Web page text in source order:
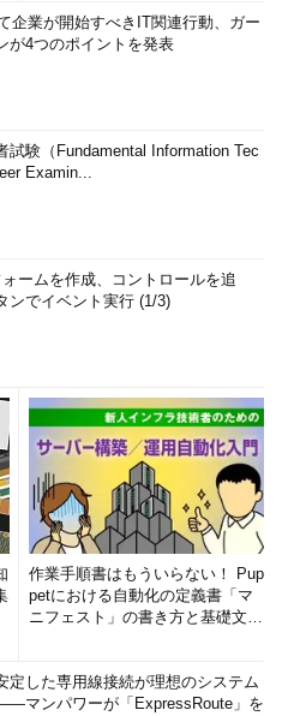
企業が開始すべきIT関連行動、ガー
が4つのポイントを発表
試験（Fundamental Information Tec
Examin...
ームを作成、コントロールを追
ンでイベント実行 (1/3)
作業手順書はもういらない！ Pup
petにおける自動化の定義書「マ
ニフェスト」の書き方と基礎文法
定した専用線接続が理想のシステム
マンパワーが「ExpressRoute」を